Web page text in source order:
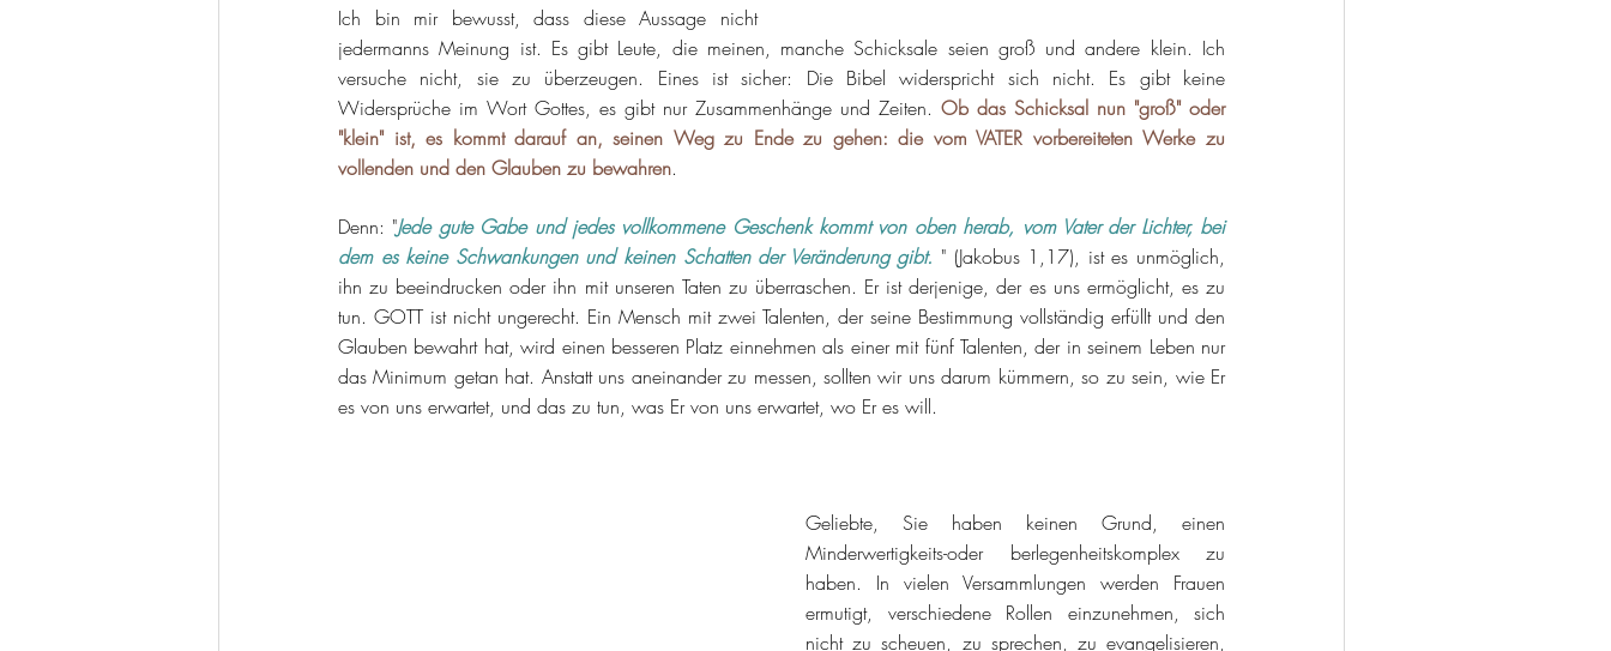
Ich bin mir bewusst, dass diese Aussage nicht
jedermanns Meinung ist. Es gibt Leute, die meinen, manche Schicksale seien groß und andere klein. Ich
versuche nicht, sie zu überzeugen. Eines ist sicher: Die Bibel widerspricht sich nicht. Es gibt keine
Widersprüche im Wort Gottes, es gibt nur Zusammenhänge und Zeiten. Ob das Schicksal nun "groß" oder
"klein" ist, es kommt darauf an, seinen Weg zu Ende zu gehen: die vom VATER vorbereiteten Werke zu
vollenden und den Glauben zu bewahren.
Denn: "Jede gute Gabe und jedes vollkommene Geschenk kommt von oben herab, vom Vater der Lichter, bei
dem es keine Schwankungen und keinen Schatten der Veränderung gibt. " (Jakobus 1,17), ist es unmöglich,
ihn zu beeindrucken oder ihn mit unseren Taten zu überraschen. Er ist derjenige, der es uns ermöglicht, es zu
tun. GOTT ist nicht ungerecht. Ein Mensch mit zwei Talenten, der seine Bestimmung vollständig erfüllt und den
Glauben bewahrt hat, wird einen besseren Platz einnehmen als einer mit fünf Talenten, der in seinem Leben nur
das Minimum getan hat. Anstatt uns aneinander zu messen, sollten wir uns darum kümmern, so zu sein, wie Er
es von uns erwartet, und das zu tun, was Er von uns erwartet, wo Er es will.
Geliebte, Sie haben keinen Grund, einen
Minderwertigkeits-oder berlegenheitskomplex zu
haben. In vielen Versammlungen werden Frauen
ermutigt, verschiedene Rollen einzunehmen, sich
nicht zu scheuen, zu sprechen, zu evangelisieren,